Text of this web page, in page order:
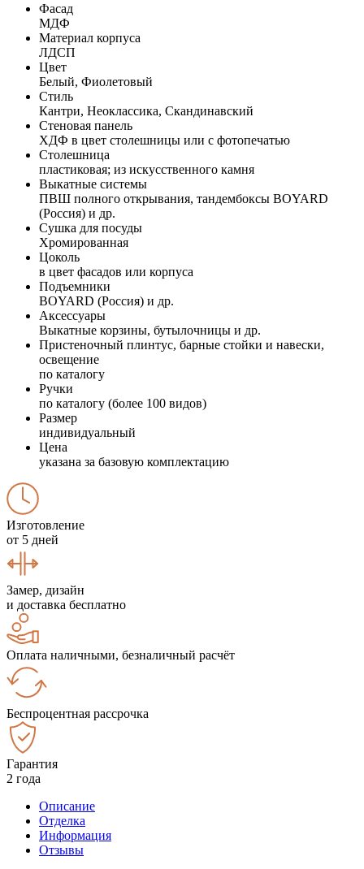
Фасад
МДФ
Материал корпуса
ЛДСП
Цвет
Белый, Фиолетовый
Стиль
Кантри, Неоклассика, Скандинавский
Стеновая панель
ХДФ в цвет столешницы или с фотопечатью
Столешница
пластиковая; из искусственного камня
Выкатные системы
ПВШ полного открывания, тандембоксы BOYARD
(Россия) и др.
Сушка для посуды
Хромированная
Цоколь
в цвет фасадов или корпуса
Подъемники
BOYARD (Россия) и др.
Аксессуары
Выкатные корзины, бутылочницы и др.
Пристеночный плинтус, барные стойки и навески,
освещение
по каталогу
Ручки
по каталогу (более 100 видов)
Размер
индивидуальный
Цена
указана за базовую комплектацию
Изготовление
от 5 дней
Замер, дизайн
и доставка бесплатно
Оплата наличными, безналичный расчёт
Беспроцентная рассрочка
Гарантия
2 года
Описание
Отделка
Информация
Отзывы